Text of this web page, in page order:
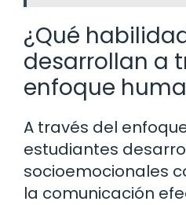
¿Qué
desarrollan a
enfoque
A través del
estudiantes
socioemocionales
la comunicación